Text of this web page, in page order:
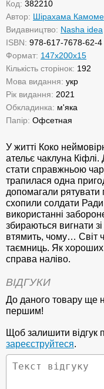
Код: 382210
Автор: Шірахама Камоме
Видавництво: Nasha idea
ISBN: 978-617-7678-62-4
Формат: 147х200х15
Кількість сторінок: 192
Мова видання: укр
Рік видання: 2021
Обкладинка: м'яка
Папір: Офсетная
У житті Коко
ательє чаклуна
стати справжньою
трапилася одна
допомагали рятувати
схопили солдати Ради
використанні
збираються вигнати
втямить, чому… Світ
таємниць. Як
справа наліво.
ВІДГУКИ
До даного товару ще
першим!
Щоб залишити відгук
зареєструйтеся.